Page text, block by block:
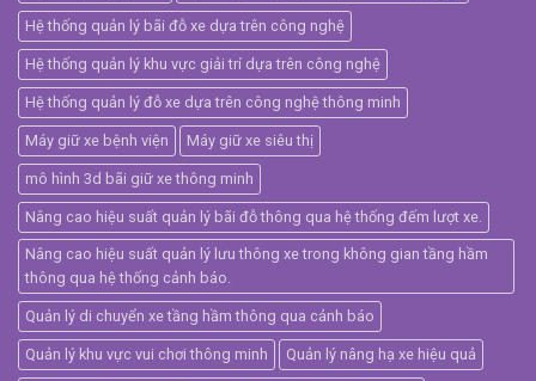
Hệ thống quản lý bãi đỗ xe dựa trên công nghệ
Hệ thống quản lý khu vực giải trí dựa trên công nghệ
Hệ thống quản lý đỗ xe dựa trên công nghệ thông minh
Máy giữ xe bệnh viện Máy giữ xe siêu thị
mô hình 3d bãi giữ xe thông minh
Nâng cao hiệu suất quản lý bãi đỗ thông qua hệ thống đếm lượt xe.
Nâng cao hiệu suất quản lý lưu thông xe trong không gian tầng hầm
thông qua hệ thống cảnh báo.
Quản lý di chuyển xe tầng hầm thông qua cảnh báo
Quản lý khu vực vui chơi thông minh Quản lý nâng hạ xe hiệu quả